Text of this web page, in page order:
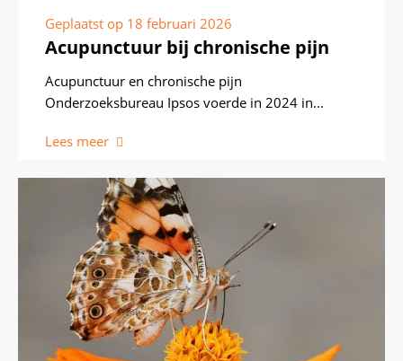
Geplaatst op 18 februari 2026
Acupunctuur bij chronische pijn
Acupunctuur en chronische pijn
Onderzoeksbureau Ipsos voerde in 2024 in...
Lees meer